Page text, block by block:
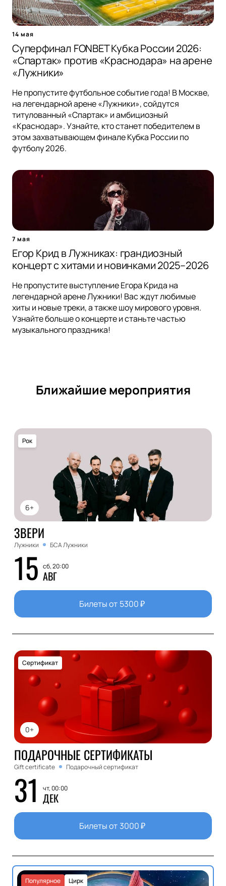
14 мая
Суперфинал FONBET Кубка России 2026:
«Спартак» против «Краснодара» на арене
«Лужники»
Не пропустите футбольное событие года! В Москве,
на легендарной арене «Лужники», сойдутся
титулованный «Спартак» и амбициозный
«Краснодар». Узнайте, кто станет победителем в
этом захватывающем финале Кубка России по
футболу 2026.
7 мая
Егор Крид в Лужниках: грандиозный
концерт с хитами и новинками 2025–2026
Не пропустите выступление Егора Крида на
легендарной арене Лужники! Вас ждут любимые
хиты и новые треки, а также шоу мирового уровня.
Узнайте больше о концерте и станьте частью
музыкального праздника!
Ближайшие мероприятия
6+
Рок
ЗВЕРИ
Лужники БСА Лужники
15 сб, 20:00
АВГ
Билеты от 5300₽
0+
Сертификат
ПОДАРОЧНЫЕ СЕРТИФИКАТЫ
Gift certificate Подарочный сертификат
31 чт, 00:00
ДЕК
Билеты от 3000₽
Цирк
Популярное